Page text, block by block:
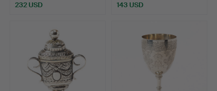
232 USD 143 USD